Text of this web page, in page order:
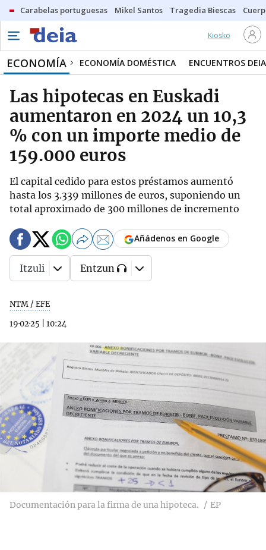
Carabelas portuguesas Mikel Santos Tragedia Biescas
Kiosko
ECONOMÍA ECONOMÍA DOMÉSTICA ENCUENTROS DEIA
Las hipotecas en Euskadi
aumentaron en 2024 un 10,3
% con un importe medio de
159.000 euros
El capital cedido para estos préstamos aumentó
hasta los 3.339 millones de euros, suponiendo un
total aproximado de 300 millones de incremento
NTM / EFE
19·02·25
10:24
Añádenos en Google
Itzuli Entzun
Documentación para la firma de una hipoteca. EP